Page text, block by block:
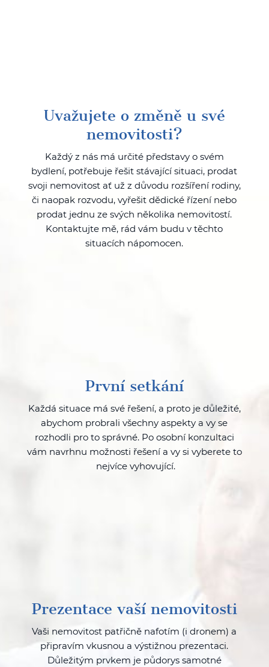
Uvažujete o změně u své
nemovitosti?
Každý z nás má určité představy o svém
bydlení, potřebuje řešit stávající situaci, prodat
svoji nemovitost ať už z důvodu rozšíření rodiny,
či naopak rozvodu, vyřešit dědické řízení nebo
prodat jednu ze svých několika nemovitostí.
Kontaktujte mě, rád vám budu v těchto
situacích nápomocen.
První setkání
Každá situace má své řešení, a proto je důležité,
abychom probrali všechny aspekty a vy se
rozhodli pro to správné. Po osobní konzultaci
vám navrhnu možnosti řešení a vy si vyberete to
nejvíce vyhovující.
Prezentace vaší nemovitosti
Vaši nemovitost patřičně nafotím (i dronem) a
připravím vkusnou a výstižnou prezentaci.
Důležitým prvkem je půdorys samotné